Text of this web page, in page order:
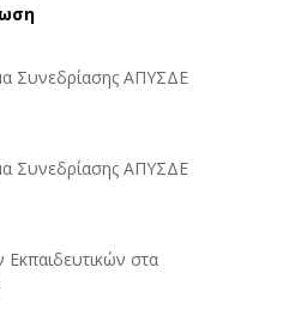
Συνεδρίασης ΑΠΥΣΔΕ
Συνεδρίασης ΑΠΥΣΔΕ
στα